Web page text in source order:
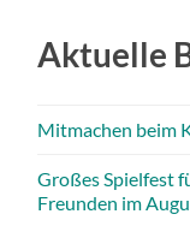
Aktuelle
Mitmachen beim
Großes Spielfest
Freunden im